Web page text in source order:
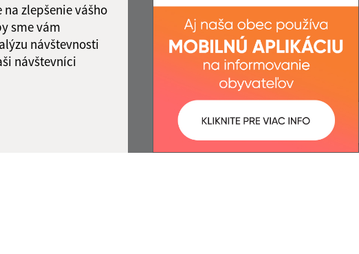
zlepšenie vášho
sme vám
návštevnosti
návštevníci